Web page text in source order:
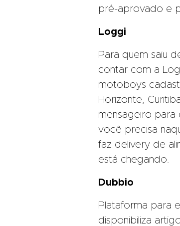
pré-aprovado e
Loggi
Para quem saiu
contar com a
motoboys
Horizonte,
mensageiro
você precisa
faz delivery de
está chegando.
Dubbio
Plataforma para
disponibiliza